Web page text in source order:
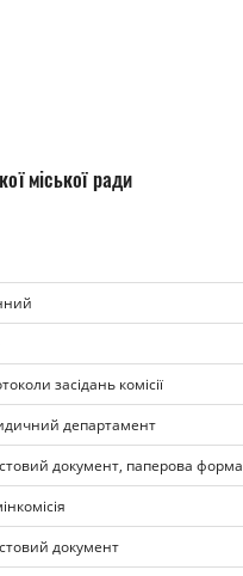
міської ради
засідань комісії
департамент
документ, паперова форма
документ